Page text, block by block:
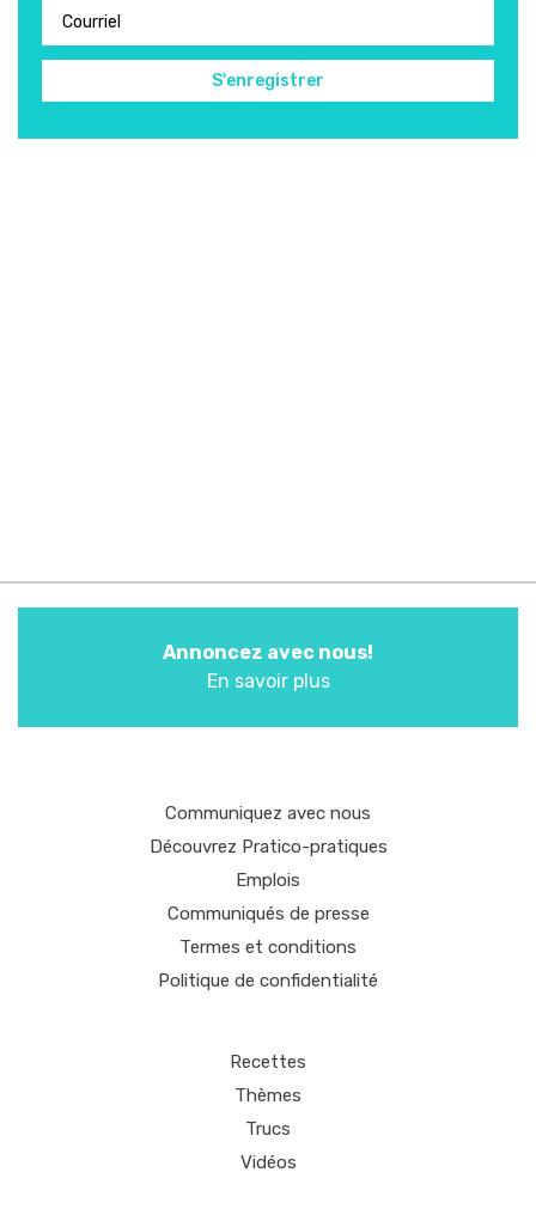
Annoncez avec nous!
En savoir plus
Communiquez avec nous
Découvrez Pratico-pratiques
Emplois
Communiqués de presse
Termes et conditions
Politique de confidentialité
Recettes
Thèmes
Trucs
Vidéos